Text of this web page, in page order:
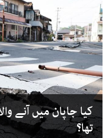
کیا جاپان میں آنے
تھا؟